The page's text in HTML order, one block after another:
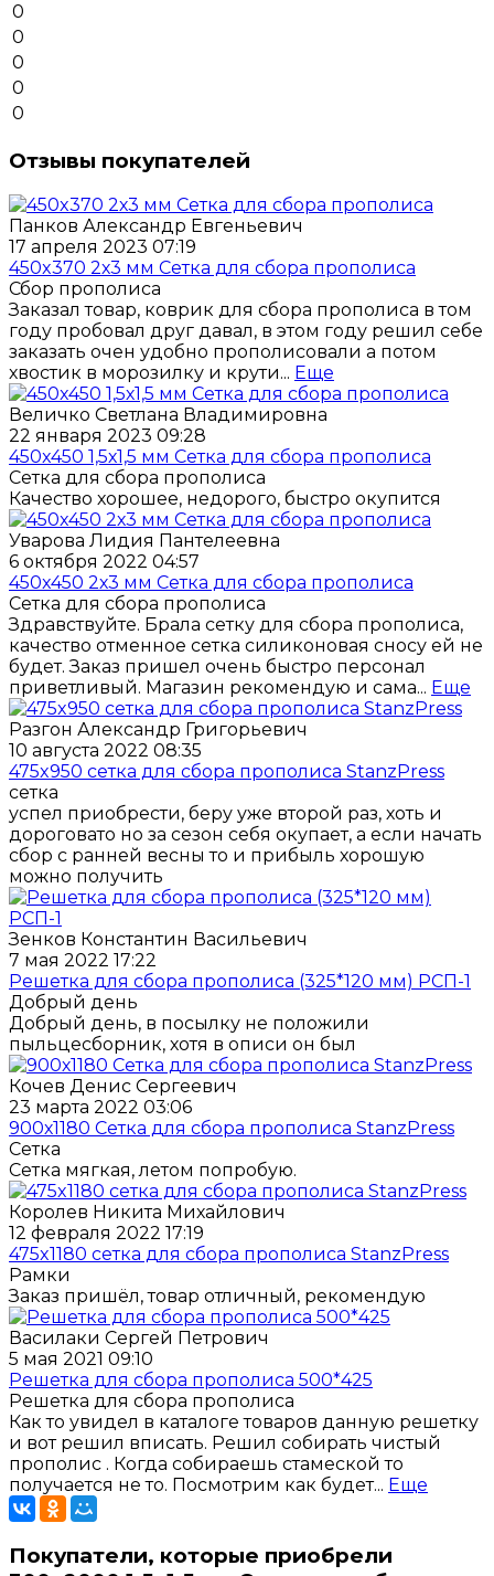
0
0
0
0
0
Отзывы покупателей
Панков Александр Евгеньевич
17 апреля 2023 07:19
450x370 2х3 мм Сетка для сбора прополиса
Сбор прополиса
Заказал товар, коврик для сбора прополиса в том
году пробовал друг давал, в этом году решил себе
заказать очен удобно прополисовали а потом
хвостик в морозилку и крути... Еще
Величко Светлана Владимировна
22 января 2023 09:28
450x450 1,5х1,5 мм Сетка для сбора прополиса
Сетка для сбора прополиса
Качество хорошее, недорого, быстро окупится
Уварова Лидия Пантелеевна
6 октября 2022 04:57
450x450 2х3 мм Сетка для сбора прополиса
Сетка для сбора прополиса
Здравствуйте. Брала сетку для сбора прополиса,
качество отменное сетка силиконовая сносу ей не
будет. Заказ пришел очень быстро персонал
приветливый. Магазин рекомендую и сама... Еще
Разгон Александр Григорьевич
10 августа 2022 08:35
475x950 cетка для сбора прополиса StanzPress
сетка
успел приобрести, беру уже второй раз, хоть и
дороговато но за сезон себя окупает, а если начать
сбор с ранней весны то и прибыль хорошую
можно получить
Зенков Константин Васильевич
7 мая 2022 17:22
Решетка для сбора прополиса (325*120 мм) РСП-1
Добрый день
Добрый день, в посылку не положили
пыльцесборник, хотя в описи он был
Кочев Денис Сергеевич
23 марта 2022 03:06
900х1180 Сетка для сбора прополиса StanzPress
Сетка
Сетка мягкая, летом попробую.
Королев Никита Михайлович
12 февраля 2022 17:19
475x1180 cетка для сбора прополиса StanzPress
Рамки
Заказ пришёл, товар отличный, рекомендую
Василаки Сергей Петрович
5 мая 2021 09:10
Решетка для сбора прополиса 500*425
Решетка для сбора прополиса
Как то увидел в каталоге товаров данную решетку
и вот решил вписать. Решил собирать чистый
прополис . Когда собираешь стамеской то
получается не то. Посмотрим как будет... Еще
Покупатели, которые приобрели